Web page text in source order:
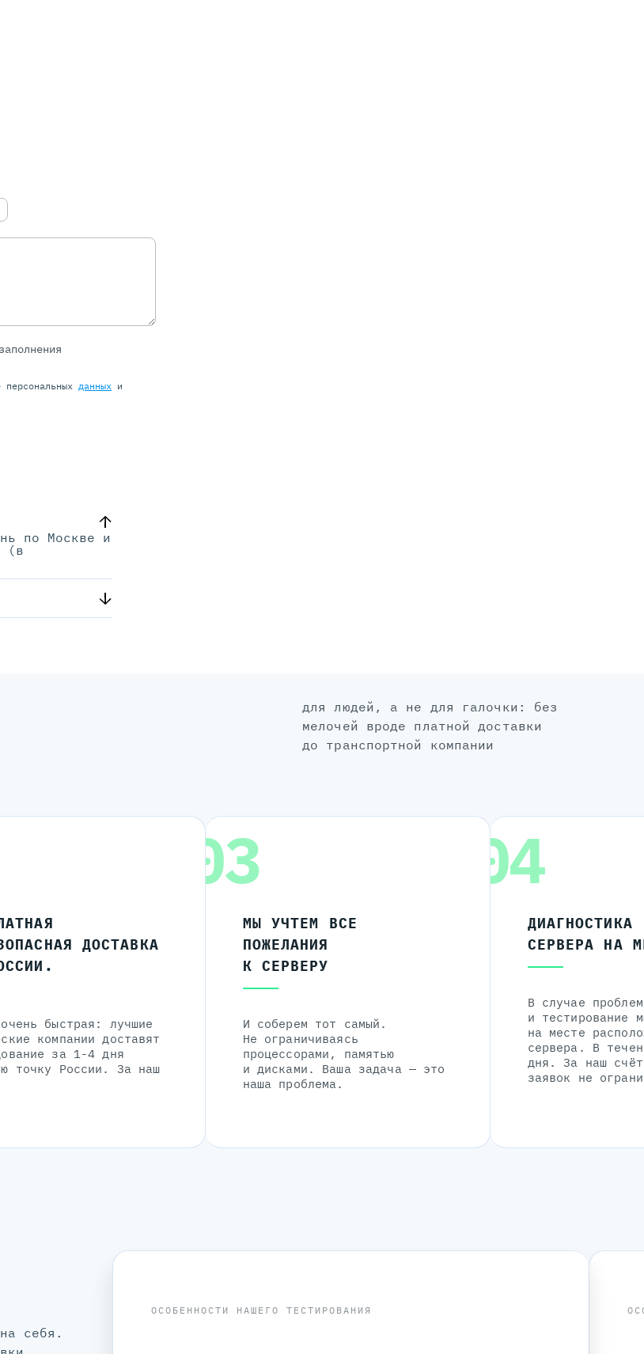
данных и
по Москве и
(в
для людей, а не для галочки: без
мелочей вроде платной доставки
до транспортной компании
ДОСТАВКА
быстрая: лучшие
компании доставят
за 1-4 дня
точку России. За наш
03
МЫ УЧТЕМ ВСЕ
ПОЖЕЛАНИЯ
К СЕРВЕРУ
И соберем тот самый.
Не ограничиваясь
процессорами, памятью
и дисками. Ваша задача — это
наша проблема.
04
ДИАГНОСТИКА
СЕРВЕРА НА
В случае
и тестирование
на месте
сервера. В
дня. За наш
заявок не
себя.
ОСОБЕННОСТИ НАШЕГО ТЕСТИРОВАНИЯ